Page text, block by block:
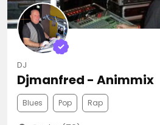
DJ
Djmanfred - Animmix
Blues Pop Rap